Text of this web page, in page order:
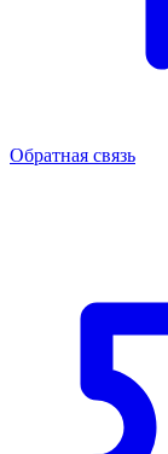
Обратная связь